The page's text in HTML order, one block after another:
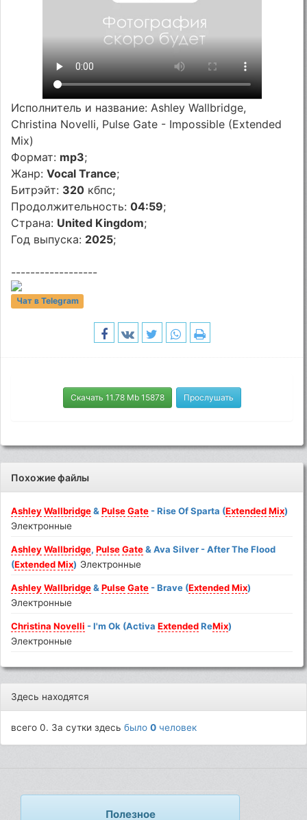
Исполнитель и название: Ashley Wallbridge,
Christina Novelli, Pulse Gate - Impossible (Extended
Mix)
Формат: mp3;
Жанр:Vocal Trance;
Битрэйт: 320 кбпс;
Продолжительность:04:59;
Страна: United Kingdom;
Год выпуска: 2025;
------------------
Чат в Telegram
Скачать 11.78 Mb 15878 Прослушать
Похожие файлы
Ashley Wallbridge&Pulse Gate - Rise Of Sparta (Extended Mix)
Электронные
Ashley Wallbridge,Pulse Gate& Ava Silver - After The Flood
(Extended Mix) Электронные
Ashley Wallbridge&Pulse Gate - Brave (Extended Mix)
Электронные
Christina Novelli - I'm Ok (ActivaExtendedReMix)
Электронные
Здесь находятся
всего 0. За сутки здесьбыло0 человек
Полезное